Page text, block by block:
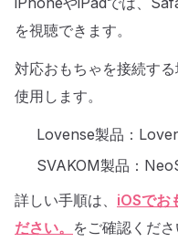
を視聴できます。
対応おもちゃを接続す
使用します。
Lovense製品：
SVAKOM製品：
詳しい手順は、 iOSでお
ださい。 をご確認くださ